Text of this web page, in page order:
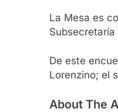
La Mesa es
De este
Lorenzino; el
About The